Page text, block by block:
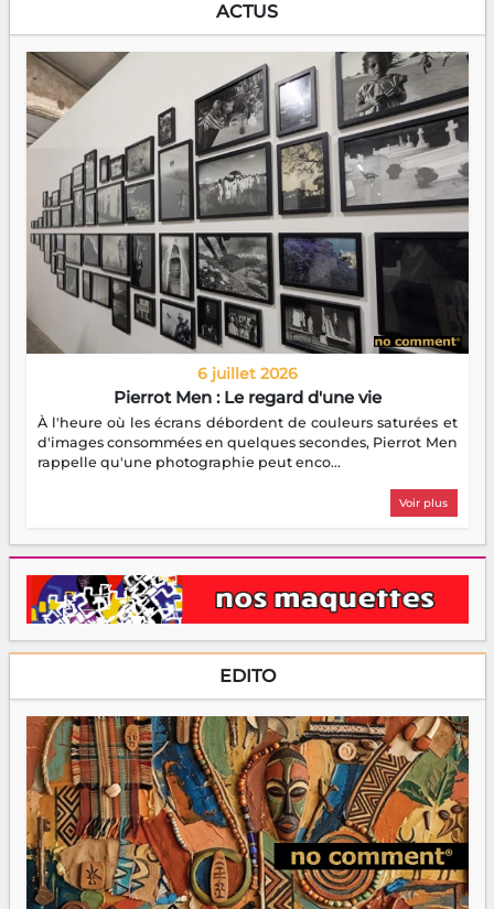
ACTUS
6 juillet 2026
Pierrot Men : Le regard d'une vie
À l'heure où les écrans débordent de couleurs saturées et
d'images consommées en quelques secondes, Pierrot Men
rappelle qu'une photographie peut enco...
Voir plus
EDITO